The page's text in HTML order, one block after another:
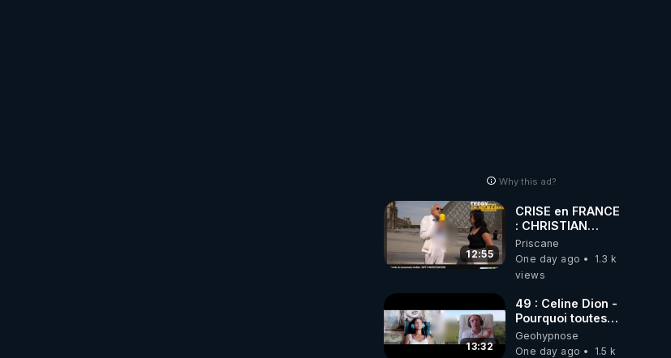
Why this ad?
12:55
CRISE en FRANCE
: CHRISTIAN
COTTEN FAIT une
étrange
découverte
Priscane
One day ago
1.3 k
views
13:32
49 : Celine Dion -
Pourquoi toutes
ces rumeurs ?
Enquête sous
Geohypnose
One day ago
1.5 k